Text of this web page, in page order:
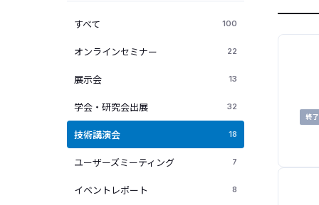
すべて 100
オンラインセミナー 22
展示会 13
学会・研究会出展 32
技術講演会 18
ユーザーズミーティング 7
イベントレポート 8
終了